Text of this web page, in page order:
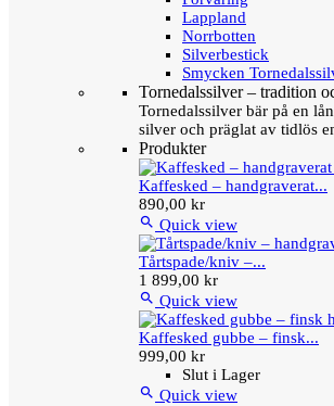
Lappland
Norrbotten
Silverbestick
Smycken
Tornedalssilver – tradition
Tornedalssilver bär på en
silver och präglat av tidlös
Produkter
Kaffesked – handgraverat...
890,00 kr
 Quick view
Tårtspade/kniv –...
1 899,00 kr
 Quick view
Kaffesked gubbe – finsk...
999,00 kr
Slut i Lager
 Quick view